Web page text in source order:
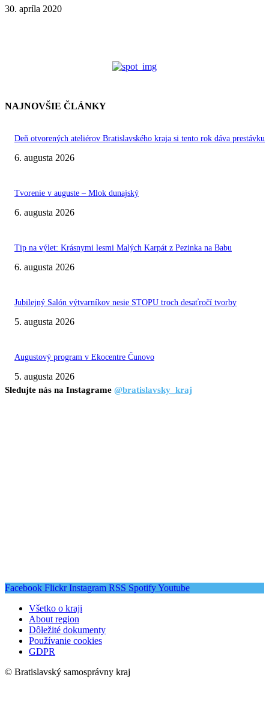
30. apríla 2020
NAJNOVŠIE ČLÁNKY
Deň otvorených ateliérov Bratislavského kraja si tento rok dáva prestávku
6. augusta 2026
Tvorenie v auguste – Mlok dunajský
6. augusta 2026
Tip na výlet: Krásnymi lesmi Malých Karpát z Pezinka na Babu
6. augusta 2026
Jubilejný Salón výtvarníkov nesie STOPU troch desaťročí tvorby
5. augusta 2026
Augustový program v Ekocentre Čunovo
5. augusta 2026
Sledujte nás na Instagrame @bratislavsky_kraj
Facebook Flickr Instagram RSS SpotifyYoutube
Všetko o kraji
About region
Dôležité dokumenty
Používanie cookies
GDPR
© Bratislavský samosprávny kraj